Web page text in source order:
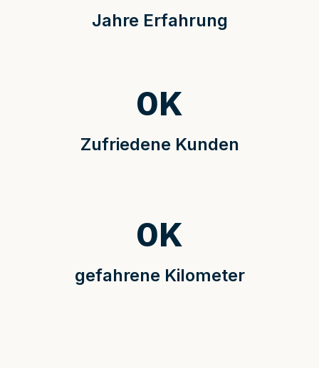
Jahre Erfahrung
Zufriedene Kunden
0K
gefahrene Kilometer
0K